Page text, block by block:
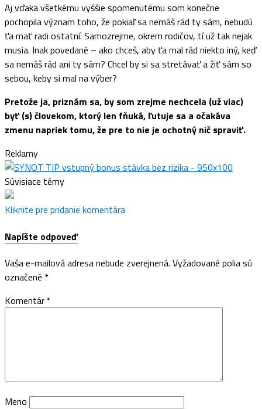
Aj vďaka všetkému vyššie spomenutému som konečne
pochopila význam toho, že pokiaľ sa nemáš rád ty sám, nebudú
ťa mať radi ostatní. Samozrejme, okrem rodičov, tí už tak nejak
musia. Inak povedané – ako chceš, aby ťa mal rád niekto iný, keď
sa nemáš rád ani ty sám? Chcel by si sa stretávať a žiť sám so
sebou, keby si mal na výber?
Pretože ja, priznám sa, by som zrejme nechcela (už viac)
byť (s) človekom, ktorý len fňuká, ľutuje sa a očakáva
zmenu napriek tomu, že pre to nie je ochotný nič spraviť.
Reklamy
Súvisiace témy
Kliknite pre pridanie komentára
Napíšte odpoveď
Vaša e-mailová adresa nebude zverejnená. Vyžadované polia sú
označené *
Komentár *
Meno